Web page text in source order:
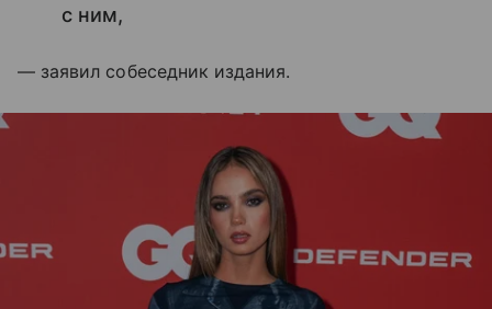
с ним,
— заявил собеседник издания.